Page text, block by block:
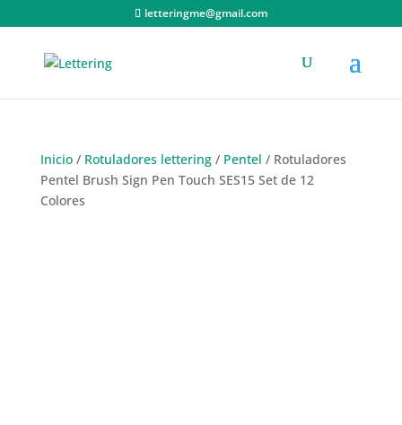
letteringme@gmail.com
Inicio/ Rotuladores lettering/ Pentel / Rotuladores
Pentel Brush Sign Pen Touch SES15 Set de 12
Colores